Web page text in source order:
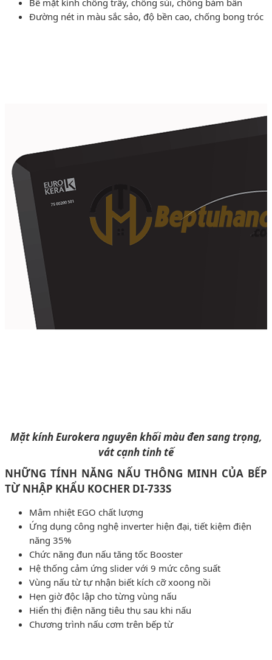
Đường nét in màu sắc sảo, độ bền cao, chống bong tróc
Mặt kính Eurokera nguyên khối màu đen sang trọng,
vát cạnh tinh tế
NHỮNG TÍNH NĂNG NẤU THÔNG MINH CỦA BẾP
TỪ NHẬP KHẨU KOCHER DI-733S
Mâm nhiệt EGO chất lượng
Ứng dụng công nghệ inverter hiện đại, tiết kiệm điện
năng 35%
Chức năng đun nấu tăng tốc Booster
Hệ thống cảm ứng slider với 9 mức công suất
Vùng nấu từ tự nhận biết kích cỡ xoong nồi
Hẹn giờ độc lập cho từng vùng nấu
Hiển thị điện năng tiêu thụ sau khi nấu
Chương trình nấu cơm trên bếp từ